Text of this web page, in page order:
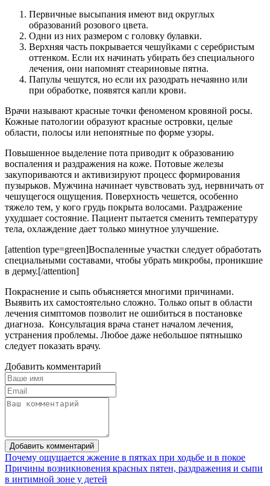
Первичные высыпания имеют вид округлых
образований розового цвета.
Одни из них размером с головку булавки.
Верхняя часть покрывается чешуйками с серебристым
оттенком. Если их начинать убирать без специального
лечения, они напомнят стеариновые пятна.
Папулы чешутся, но если их разодрать нечаянно или
при обработке, появятся капли крови.
Врачи называют красные точки феноменом кровяной росы.
Кожные патологии образуют красные островки, целые
области, полосы или непонятные по форме узоры.
Повышенное выделение пота приводит к образованию
воспаления и раздражения на коже. Потовые железы
закупориваются и активизируют процесс формирования
пузырьков. Мужчина начинает чувствовать зуд, нервничать от
чешущегося ощущения. Поверхность чешется, особенно
тяжело тем, у кого грудь покрыта волосами. Раздражение
ухудшает состояние. Пациент пытается сменить температуру
тела, охлаждение дает только минутное улучшение.
[attention type=green]Воспаленные участки следует обработать
специальными составами, чтобы убрать микробы, проникшие
в дерму.[/attention]
Покраснение и сыпь объясняется многими причинами.
Выявить их самостоятельно сложно. Только опыт в области
лечения симптомов позволит не ошибиться в постановке
диагноза. Консультация врача станет началом лечения,
устранения проблемы. Любое даже небольшое пятнышко
следует показать врачу.
Добавить комментарий
Добавить комментарий
Почему ощущается жжение в пятках при ходьбе и в покое
Причины возникновения красных пятен, раздражения и сыпи
в интимной зоне у детей